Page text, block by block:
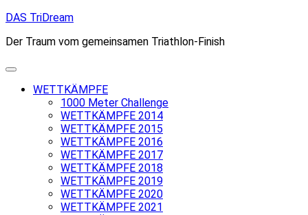
Skip
content
DAS TriDream
Der Traum vom gemeinsamen Triathlon-Finish
WETTKÄMPFE
1000 Meter Challenge
WETTKÄMPFE 2014
WETTKÄMPFE 2015
WETTKÄMPFE 2016
WETTKÄMPFE 2017
WETTKÄMPFE 2018
WETTKÄMPFE 2019
WETTKÄMPFE 2020
WETTKÄMPFE 2021